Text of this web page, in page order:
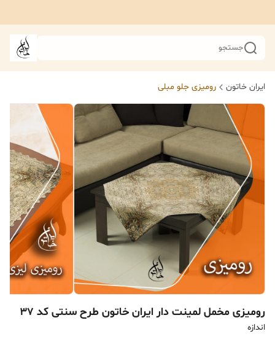
جستجو
ایران خاتون رومیزی جلو مبلی
رومیزی مخمل لمینت دار ایران خاتون طرح سنتی کد ۳۷
اندازه